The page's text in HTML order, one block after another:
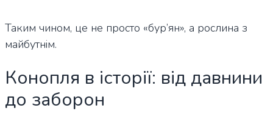
Таким чином, це не просто «бур’ян», а рослина з
майбутнім.
Конопля в історії: від давнини
до заборон